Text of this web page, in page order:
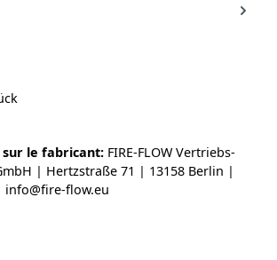
le fabricant: FIRE-FLOW Vertriebs-
| Hertzstraße 71 | 13158 Berlin |
flow.eu